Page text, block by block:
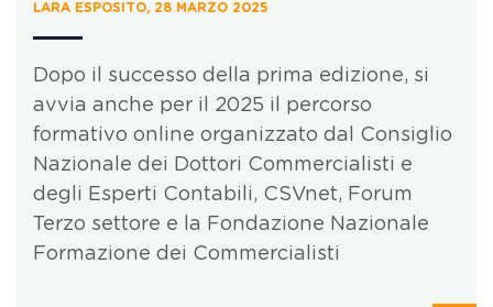
LARA ESPOSITO, 28 MARZO 2025
Dopo il successo della prima edizione, si
avvia anche per il 2025 il percorso
formativo online organizzato dal Consiglio
Nazionale dei Dottori Commercialisti e
degli Esperti Contabili, CSVnet, Forum
Terzo settore e la Fondazione Nazionale
Formazione dei Commercialisti